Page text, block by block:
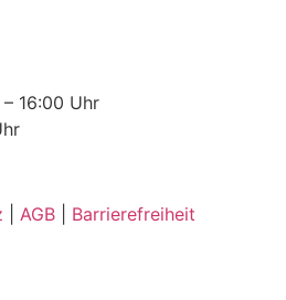
16:00 Uhr
AGB Barrierefreiheit